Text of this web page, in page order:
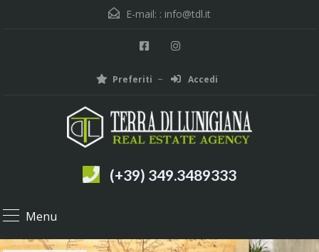
E-mail: : info@tdl.it
Preferiti Accedi
(+39) 349.3489333
Menu